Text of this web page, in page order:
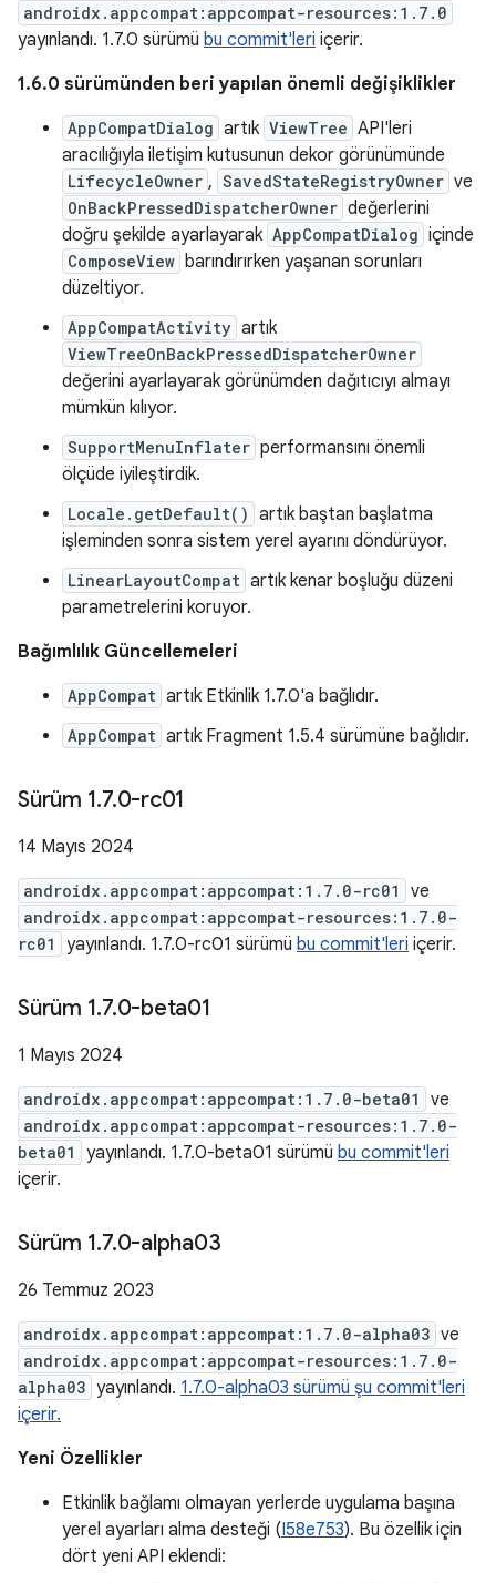
androidx.appcompat:appcompat-resources:1.7.0
yayınlandı. 1.7.0 sürümü bu commit'leri içerir.
1.6.0 sürümünden beri yapılan önemli değişiklikler
AppCompatDialog artık ViewTree API'leri
aracılığıyla iletişim kutusunun dekor görünümünde
LifecycleOwner , SavedStateRegistryOwner ve
OnBackPressedDispatcherOwner değerlerini
doğru şekilde ayarlayarak AppCompatDialog içinde
ComposeView barındırırken yaşanan sorunları
düzeltiyor.
AppCompatActivity artık
ViewTreeOnBackPressedDispatcherOwner
değerini ayarlayarak görünümden dağıtıcıyı almayı
mümkün kılıyor.
SupportMenuInflater performansını önemli
ölçüde iyileştirdik.
Locale.getDefault() artık baştan başlatma
işleminden sonra sistem yerel ayarını döndürüyor.
LinearLayoutCompat artık kenar boşluğu düzeni
parametrelerini koruyor.
Bağımlılık Güncellemeleri
AppCompat artık Etkinlik 1.7.0'a bağlıdır.
AppCompat artık Fragment 1.5.4 sürümüne bağlıdır.
Sürüm 1.7.0-rc01
14 Mayıs 2024
androidx.appcompat:appcompat:1.7.0-rc01 ve
androidx.appcompat:appcompat-resources:1.7.0-
rc01
yayınlandı. 1.7.0-rc01 sürümü bu commit'leri içerir.
Sürüm 1.7.0-beta01
1 Mayıs 2024
androidx.appcompat:appcompat:1.7.0-beta01 ve
androidx.appcompat:appcompat-resources:1.7.0-
beta01
yayınlandı. 1.7.0-beta01 sürümü bu commit'leri
içerir.
Sürüm 1.7.0-alpha03
26 Temmuz 2023
androidx.appcompat:appcompat:1.7.0-alpha03 ve
androidx.appcompat:appcompat-resources:1.7.0-
alpha03 yayınlandı. 1.7.0-alpha03 sürümü şu commit'leri
içerir.
Yeni Özellikler
Etkinlik bağlamı olmayan yerlerde uygulama başına
yerel ayarları alma desteği (I58e753). Bu özellik için
dört yeni API eklendi: